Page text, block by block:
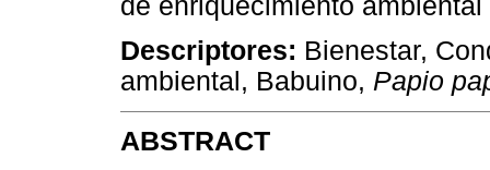
Descriptores: Bienestar,
ambiental, Babuino, Papio
ABSTRACT